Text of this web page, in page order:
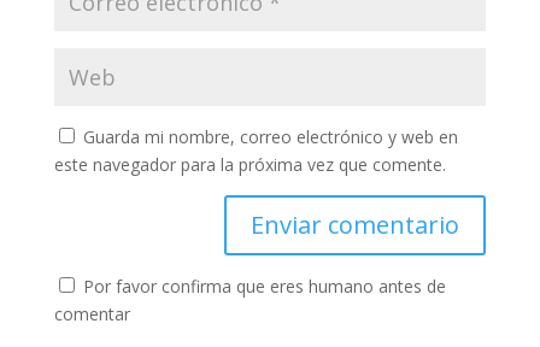
Guarda mi nombre, correo electrónico y web en
este navegador para la próxima vez que comente.
Por favor confirma que eres humano antes de
comentar